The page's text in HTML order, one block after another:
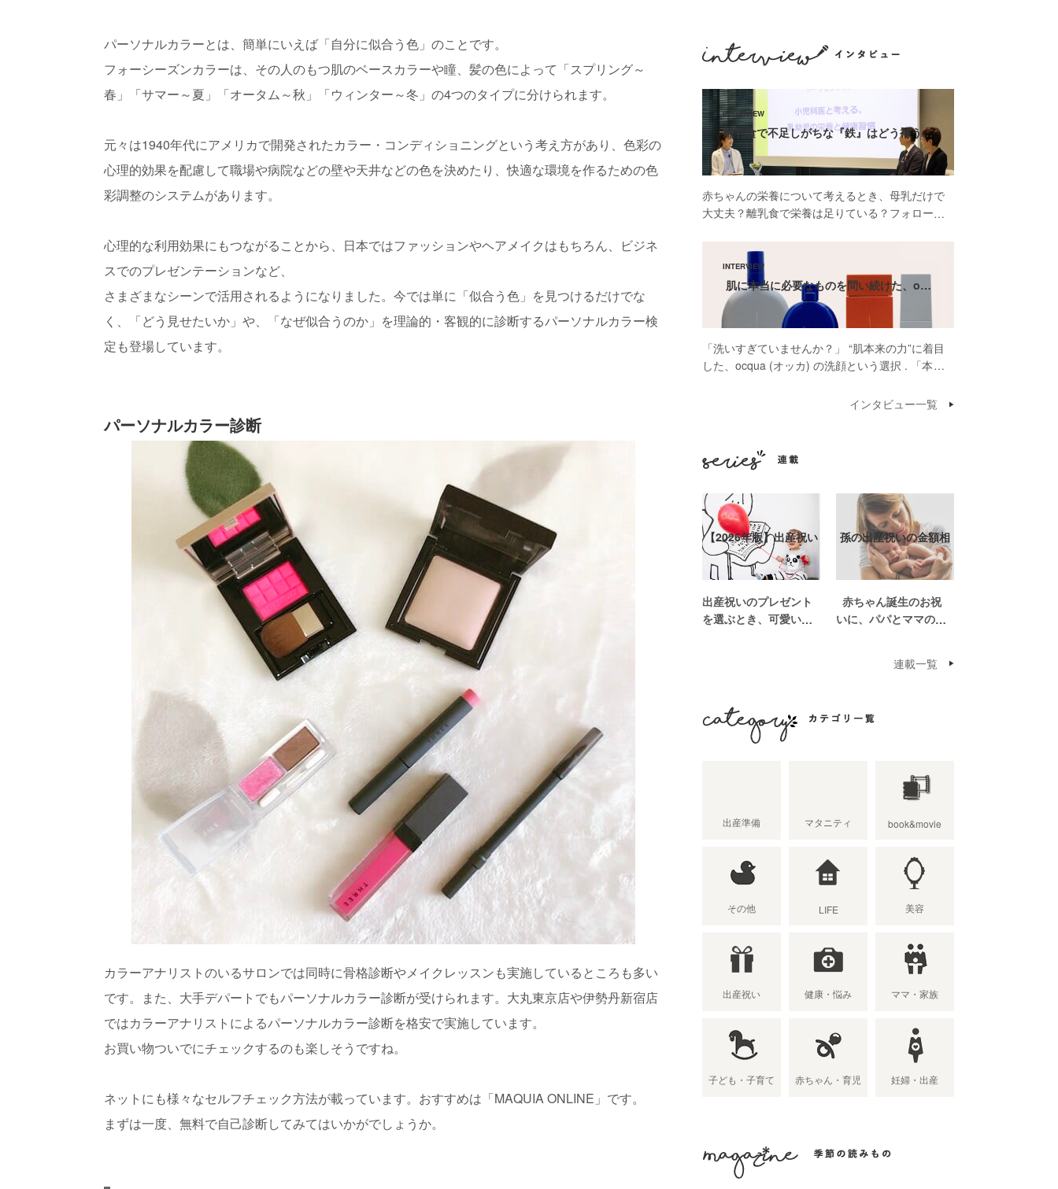
パーソナルカラーとは、簡単にいえば「自分に似合う色」のことです。
フォーシーズンカラーは、その人のもつ肌のベースカラーや瞳、髪の色によって「スプリング～
春」「サマー～夏」「オータム～秋」「ウィンター～冬」の4つのタイプに分けられます。
元々は1940年代にアメリカで開発されたカラー・コンディショニングという考え方があり、色彩の
心理的効果を配慮して職場や病院などの壁や天井などの色を決めたり、快適な環境を作るための色
彩調整のシステムがあります。
心理的な利用効果にもつながることから、日本ではファッションやヘアメイクはもちろん、ビジネ
スでのプレゼンテーションなど、
さまざまなシーンで活用されるようになりました。今では単に「似合う色」を見つけるだけでな
く、「どう見せたいか」や、「なぜ似合うのか」を理論的・客観的に診断するパーソナルカラー検
定も登場しています。
パーソナルカラー診断
カラーアナリストのいるサロンでは同時に骨格診断やメイクレッスンも実施しているところも多い
です。また、大手デパートでもパーソナルカラー診断が受けられます。大丸東京店や伊勢丹新宿店
ではカラーアナリストによるパーソナルカラー診断を格安で実施しています。
お買い物ついでにチェックするのも楽しそうですね。
ネットにも様々なセルフチェック方法が載っています。おすすめは「MAQUIA ONLINE」です。
まずは一度、無料で自己診断してみてはいかがでしょうか。
離乳食で不足しがちな『鉄』はどう補う…
赤ちゃんの栄養について考えるとき、母乳だけで
大丈夫？離乳食で栄養は足りている？フォローア
感じたことがある方も多いのではないでしょう
か。 先日開催された雪印ビーンスターク株式会
社 […]肌に本当に必要なものを問い続けた、o…
「洗いすぎていませんか？」 “肌本来の力”に着目
した、ocqua (オッカ) の洗顔という選択 . 「本当
してくださったのは、スキンケアブランド
インタビュー一覧
【2026年版】出産祝い
おしゃれなプ…
出産祝いのプレゼント
を選ぶとき、可愛いも
でもらいたいし、たく
さん使ってもらえるも
のをプレゼントした
孫の出産祝いの金額相
場って？出産祝い…
赤ちゃん誕生のお祝
いに、パパとママの親
場合、今現在のお祝い
のでしょうか。また、
ビーの誕生という慶
連載一覧
出産準備 マタニティ book&movie
その他 LIFE 美容
出産祝い 健康・悩み ママ・家族
子ども・子育て 赤ちゃん・育児 妊婦・出産